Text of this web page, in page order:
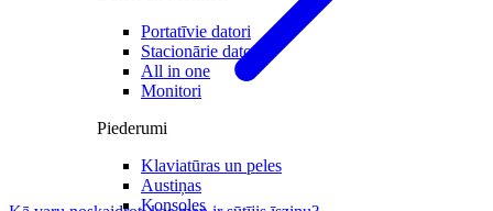
Portatīvie datori
Stacionārie datori
All in one
Monitori
Piederumi
Klaviatūras un peles
Austiņas
Konsoles